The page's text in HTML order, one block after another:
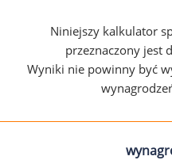
Niniejszy kalkulator
przeznaczony jest
Wyniki nie powinny być